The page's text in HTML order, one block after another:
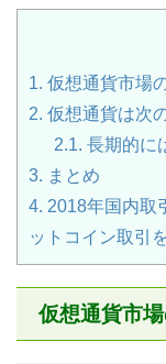
1. 仮想通貨市場
2. 仮想通貨は次
2.1. 長期的に
3. まとめ
4. 2018年国内取
ットコイン取引
仮想通貨市